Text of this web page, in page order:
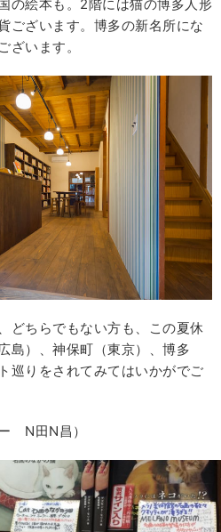
の絵本も。2階には猫の博多人形
ございます。博多の新名所にな
ざいます。
どちらでもない方も、この夏休
島）、神保町（東京）、博多
巡りをされてみてはいかがでご
N田N昌）